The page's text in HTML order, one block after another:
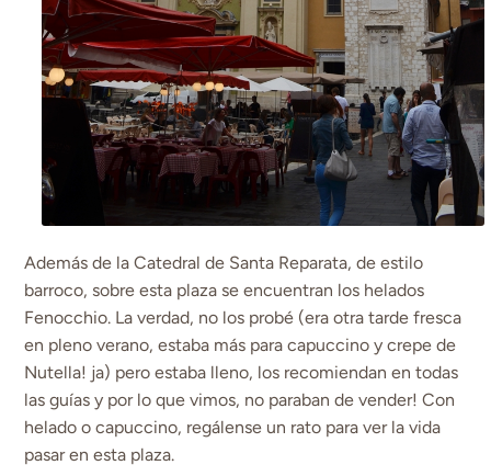
Además de la Catedral de Santa Reparata, de estilo
barroco, sobre esta plaza se encuentran los helados
Fenocchio. La verdad, no los probé (era otra tarde fresca
en pleno verano, estaba más para capuccino y crepe de
Nutella! ja) pero estaba lleno, los recomiendan en todas
las guías y por lo que vimos, no paraban de vender! Con
helado o capuccino, regálense un rato para ver la vida
pasar en esta plaza.